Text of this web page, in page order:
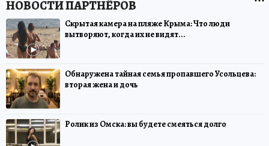
Скрытая камера на пляже Крыма: Что люди
вытворяют, когда их не видят...
Обнаружена тайная семья пропавшего Усольцева:
вторая жена и дочь
Ролик из Омска: вы будете смеяться долго